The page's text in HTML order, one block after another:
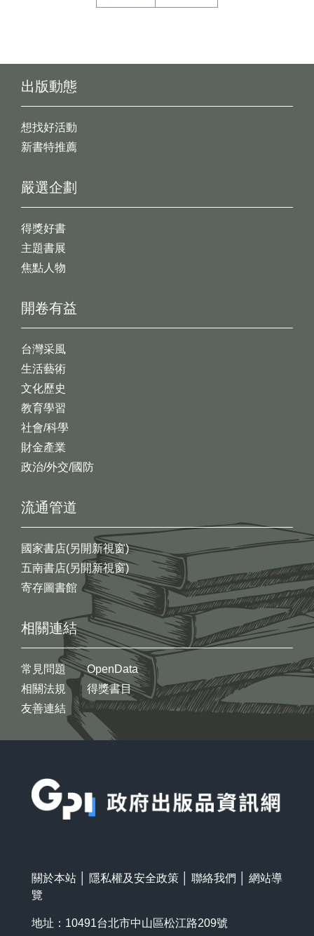
出版動態
想找好活動
新書特推薦
開卷有益
台灣采風
生活藝術
文化歷史
教育學習
社會/科學
財金產業
政治/外交/國防
嚴選企劃
得獎好書
主題書展
焦點人物
流通管道
國家書店(另開新視窗)
五南書店(另開新視窗)
寄存圖書館
相關連結
常見問題
相關法規
友善連結
OpenData
得獎書目
關於本站 隱私權及安全政策 聯絡我們
網站導
覽
地址：10491台北市中山區松江路209號